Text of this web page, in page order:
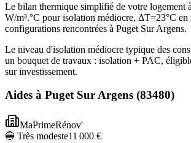
Le bilan thermique simplifié de votre
W/m³.°C pour isolation médiocre, ΔT=23°C
configurations rencontrées à Puget Sur Argens.
Le niveau d'isolation médiocre typique des
un bouquet de travaux : isolation + PAC,
sur investissement.
Aides à Puget Sur Argens (83480)
MaPrimeRénov'
🔵 Très modeste11 000 €